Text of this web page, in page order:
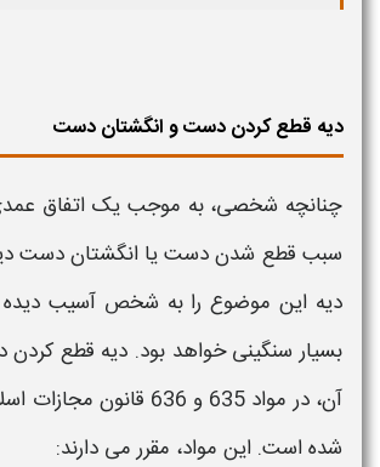
دیه قطع کردن دست و انگشتان دست
چنانچه شخصی، به موجب یک اتفاق
سبب قطع شدندستیا انگشتاندست
دیه این موضوع را به شخص آسیب دیده
بسیار سنگینی خواهد بود. دیه قطع کردن
آن، در مواد 635 و 636
شده است. این مواد، مقرر می دارند: